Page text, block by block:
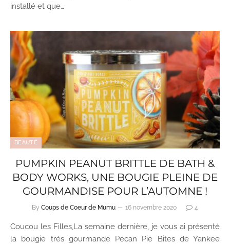
installé et que…
BEAUTÉ
PUMPKIN PEANUT BRITTLE DE BATH &
BODY WORKS, UNE BOUGIE PLEINE DE
GOURMANDISE POUR L’AUTOMNE !
By Coups de Coeur de Mumu 16 novembre 2020 4
Coucou les Filles,La semaine dernière, je vous ai présenté
la bougie très gourmande Pecan Pie Bites de Yankee